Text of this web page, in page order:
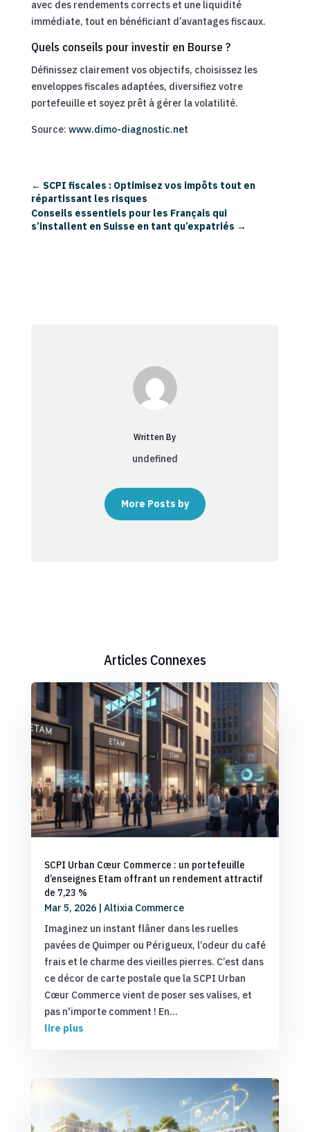
avec des rendements corrects et une liquidité
immédiate, tout en bénéficiant d’avantages fiscaux.
Quels conseils pour investir en Bourse ?
Définissez clairement vos objectifs, choisissez les
enveloppes fiscales adaptées, diversifiez votre
portefeuille et soyez prêt à gérer la volatilité.
Source: www.dimo-diagnostic.net
← SCPI fiscales : Optimisez vos impôts tout en
répartissant les risques
Conseils essentiels pour les Français qui
s’installent en Suisse en tant qu’expatriés →
Written By
undefined
More Posts by
Articles Connexes
SCPI Urban Cœur Commerce : un portefeuille
d’enseignes Etam offrant un rendement attractif
de 7,23 %
Mar 5, 2026| Altixia Commerce
Imaginez un instant flâner dans les ruelles
pavées de Quimper ou Périgueux, l’odeur du café
frais et le charme des vieilles pierres. C’est dans
ce décor de carte postale que la SCPI Urban
Cœur Commerce vient de poser ses valises, et
pas n'importe comment ! En...
lire plus